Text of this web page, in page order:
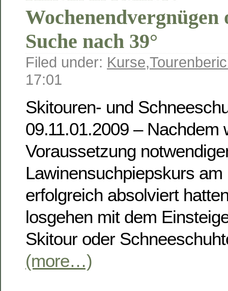
Wochenendvergnügen
Suche nach 39°
Filed under: Kurse,
17:01
Skitouren- und
09.11.01.2009 – Nachdem
Voraussetzung
Lawinensuchpiepskurs
erfolgreich absolviert
losgehen mit dem
Skitour oder
(more…)